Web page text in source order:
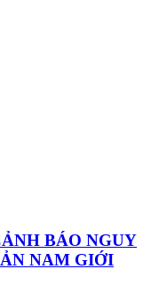
BÁO NGUY
NAM GIỚI